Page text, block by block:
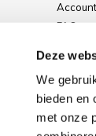
Deze
We
bieden en
met onze
Account
FAQ
Rabatt